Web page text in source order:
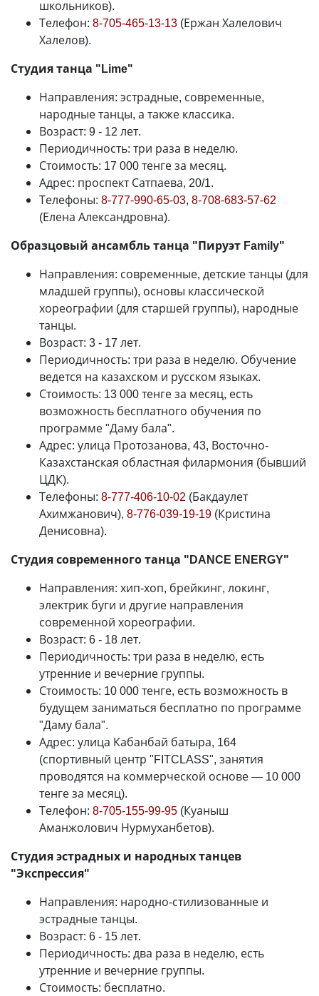
школьников).
Телефон: 8-705-465-13-13 (Ержан Халелович
Халелов).
Студия танца "Lime"
Направления: эстрадные, современные,
народные танцы, а также классика.
Возраст: 9 - 12 лет.
Периодичность: три раза в неделю.
Стоимость: 17 000 тенге за месяц.
Адрес: проспект Сатпаева, 20/1.
Телефоны: 8-777-990-65-03, 8-708-683-57-62
(Елена Александровна).
Образцовый ансамбль танца "Пируэт Family"
Направления: современные, детские танцы (для
младшей группы), основы классической
хореографии (для старшей группы), народные
танцы.
Возраст: 3 - 17 лет.
Периодичность: три раза в неделю. Обучение
ведется на казахском и русском языках.
Стоимость: 13 000 тенге за месяц, есть
возможность бесплатного обучения по
программе "Даму бала".
Адрес: улица Протозанова, 43, Восточно-
Казахстанская областная филармония (бывший
ЦДК).
Телефоны: 8-777-406-10-02 (Бакдаулет
Ахимжанович), 8-776-039-19-19 (Кристина
Денисовна).
Студия современного танца "DANCE ENERGY"
Направления: хип-хоп, брейкинг, локинг,
электрик буги и другие направления
современной хореографии.
Возраст: 6 - 18 лет.
Периодичность: три раза в неделю, есть
утренние и вечерние группы.
Стоимость: 10 000 тенге, есть возможность в
будущем заниматься бесплатно по программе
"Даму бала".
Адрес: улица Кабанбай батыра, 164
(спортивный центр "FITCLASS", занятия
проводятся на коммерческой основе— 10 000
тенге за месяц).
Телефон: 8-705-155-99-95 (Куаныш
Аманжолович Нурмуханбетов).
Студия эстрадных и народных танцев
"Экспрессия"
Направления: народно-стилизованные и
эстрадные танцы.
Возраст: 6 - 15 лет.
Периодичность: два раза в неделю, есть
утренние и вечерние группы.
Стоимость: бесплатно.